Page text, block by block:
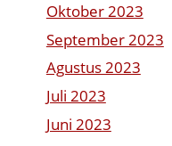
Oktober 2023
September 2023
Agustus 2023
Juli 2023
Juni 2023